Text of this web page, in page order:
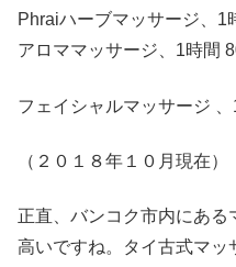
Phraiハーブマッサージ、1
アロママッサージ、1時間
フェイシャルマッサージ 、
（２０１８年１０月現在）
正直、バンコク市内にあ
高いですね。タイ古式マ